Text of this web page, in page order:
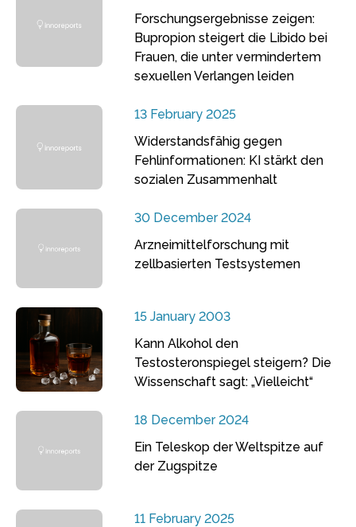
Forschungsergebnisse zeigen:
Bupropion steigert die Libido bei
Frauen, die unter vermindertem
sexuellen Verlangen leiden
13 February 2025
Widerstandsfähig gegen
Fehlinformationen: KI stärkt den
sozialen Zusammenhalt
30 December 2024
Arzneimittelforschung mit
zellbasierten Testsystemen
15 January 2003
Kann Alkohol den
Testosteronspiegel steigern? Die
Wissenschaft sagt: „Vielleicht“
18 December 2024
Ein Teleskop der Weltspitze auf
der Zugspitze
11 February 2025